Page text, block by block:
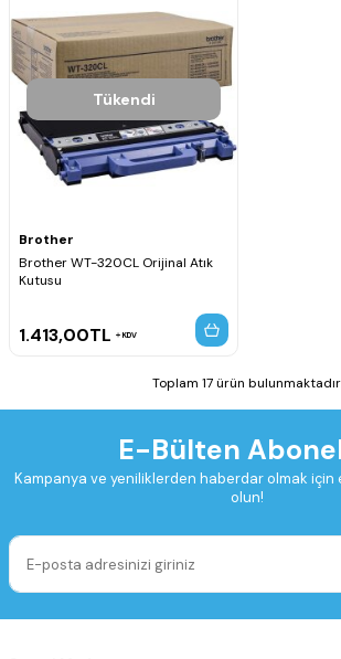
Tükendi
Brother
Brother WT-320CL Orijinal Atık
Kutusu
1.413,00TL KDV
Toplam 17 ürün
E-Bülten
Kampanya ve yeniliklerden haberdar olmak
olun!